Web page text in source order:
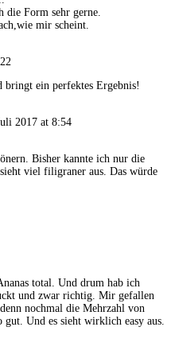
die Form sehr gerne.
mir scheint.
bringt ein perfektes Ergebnis!
2017 at 8:54
Bisher kannte ich nur die
viel filigraner aus. Das würde
total. Und drum hab ich
und zwar richtig. Mir gefallen
nochmal die Mehrzahl von
gut. Und es sieht wirklich easy aus.